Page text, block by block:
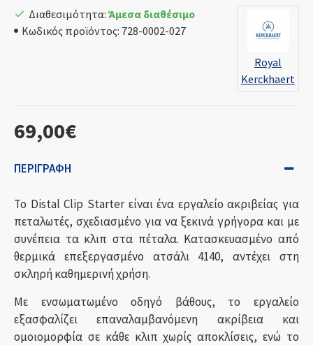
69,00€
Διαθεσιμότητα: Άμεσα διαθέσιμο
Κωδικός προϊόντος: 728-0002-027
Royal
Kerckhaert
ΠΕΡΙΓΡΑΦΉ
Το Distal Clip Starter είναι ένα εργαλείο ακριβείας για
πεταλωτές, σχεδιασμένο για να ξεκινά γρήγορα και με
συνέπεια τα κλιπ στα πέταλα. Κατασκευασμένο από
θερμικά επεξεργασμένο ατσάλι 4140, αντέχει στη
σκληρή καθημερινή χρήση.
Με ενσωματωμένο οδηγό βάθους, το εργαλείο
εξασφαλίζει επαναλαμβανόμενη ακρίβεια και
ομοιομορφία σε κάθε κλιπ χωρίς αποκλίσεις, ενώ το